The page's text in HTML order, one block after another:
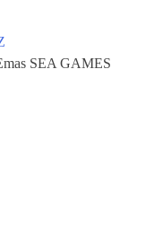
SEA GAMES